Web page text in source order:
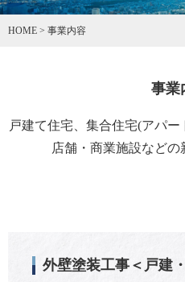
HOME > 事業内容
事業
戸建て住宅、集合住宅(アパー
店舗・商業施設など
外壁塗装工事＜戸建